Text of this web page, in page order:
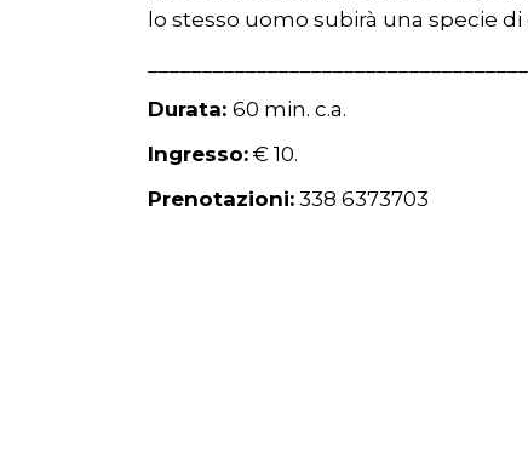
lo stesso uomo subirà una specie
Durata: 60 min. c.a.
Ingresso: € 10.
Prenotazioni: 338 6373703